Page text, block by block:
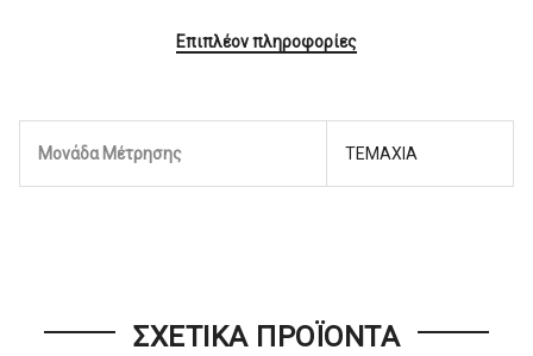
Επιπλέον πληροφορίες
Μονάδα Μέτρησης ΤΕΜΑΧΙΑ
ΣΧΕΤΙΚΆ ΠΡΟΪΌΝΤΑ